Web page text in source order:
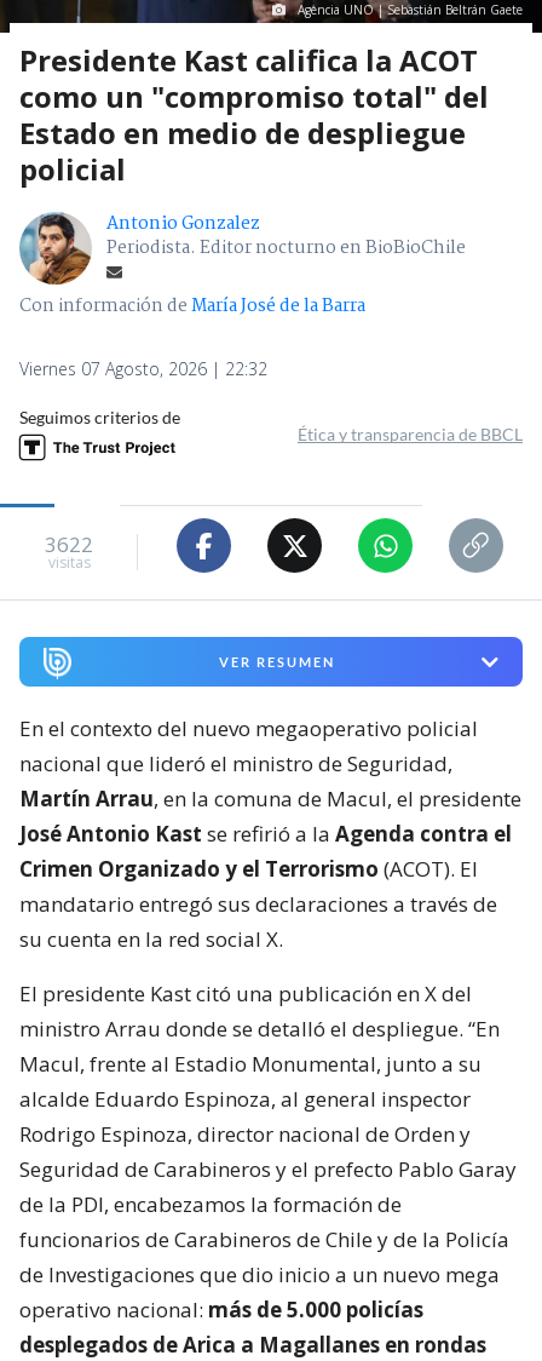
Agencia UNO | Sebastián Beltrán Gaete
Presidente Kast califica la ACOT
como un "compromiso total" del
Estado en medio de despliegue
policial
Antonio Gonzalez
Periodista. Editor nocturno en BioBioChile
Con información deMaría José de la Barra
Viernes 07 Agosto, 2026 | 22:32
Seguimos criterios de
Ética y transparencia de BBCL
3622
visitas
VER RESUMEN
En el contexto del nuevo megaoperativo policial
nacional que lideró el ministro de Seguridad,
Martín Arrau, en la comuna de Macul, el presidente
José Antonio Kast se refirió a la Agenda contra el
Crimen Organizado y el Terrorismo (ACOT). El
mandatario entregó sus declaraciones a través de
su cuenta en la red social X.
El presidente Kast citó una publicación en X del
ministro Arrau donde se detalló el despliegue. “En
Macul, frente al Estadio Monumental, junto a su
alcalde Eduardo Espinoza, al general inspector
Rodrigo Espinoza, director nacional de Orden y
Seguridad de Carabineros y el prefecto Pablo Garay
de la PDI, encabezamos la formación de
funcionarios de Carabineros de Chile y de la Policía
de Investigaciones que dio inicio a un nuevo mega
operativo nacional: más de 5.000 policías
desplegados de Arica a Magallanes en rondas